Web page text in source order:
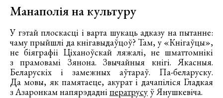
Манаполія на культуру
У гэтай плоскасці і варта шукаць адказу на пытанне:
чаму прыйшлі да кнігавыдаўцоў? Там, у «Кнігаўцы»,
не біяграфіі Ціханоўскай ляжалі, не шматтомнікі
з прамовамі Зянона. Звычайныя кнігі. Якасныя.
Беларускіх і замежных аўтараў. Па-беларуску.
Да мовы, як памятаеце, акурат і дачапіліся Гладкая
з Азаронкам напярэдадніператрусу ў Янушкевіча.